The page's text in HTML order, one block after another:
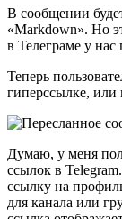
В сообщении
«Markdown». Но
в Телеграме у нас
Теперь
гиперссылке, или
Думаю, у меня
ссылок в
ссылку на
для канала или